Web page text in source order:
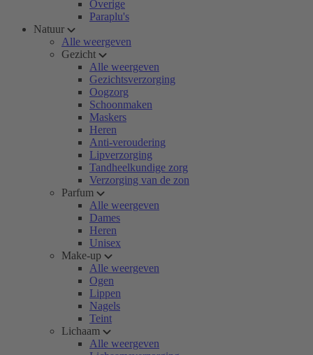
Overige
Paraplu's
Natuur
Alle weergeven
Gezicht
Alle weergeven
Gezichtsverzorging
Oogzorg
Schoonmaken
Maskers
Heren
Anti-veroudering
Lipverzorging
Tandheelkundige zorg
Verzorging van de zon
Parfum
Alle weergeven
Dames
Heren
Unisex
Make-up
Alle weergeven
Ogen
Lippen
Nagels
Teint
Lichaam
Alle weergeven